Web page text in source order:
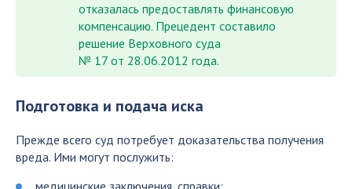
отказалась предоставлять финансовую
компенсацию. Прецедент составило
решение Верховного суда
№ 17 от 28.06.2012 года.
Подготовка и подача иска
Прежде всего суд потребует доказательства получения
вреда. Ими могут послужить:
медицинские заключения, справки;